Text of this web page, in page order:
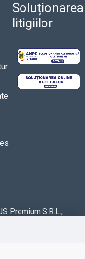
Soluționarea
litigiilor
Premium S.R.L.,
Powered by